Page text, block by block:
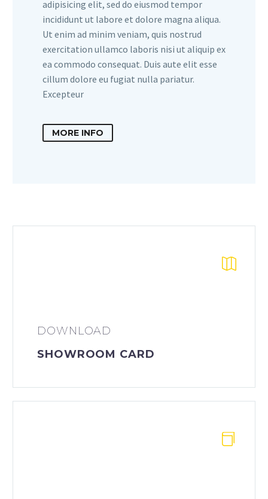
adipisicing elit, sed do eiusmod tempor
incididunt ut labore et dolore magna aliqua.
Ut enim ad minim veniam, quis nostrud
exercitation ullamco laboris nisi ut aliquip ex
ea commodo consequat. Duis aute elit esse
cillum dolore eu fugiat nulla pariatur.
Excepteur
MORE INFO


DOWNLOAD
SHOWROOM CARD

